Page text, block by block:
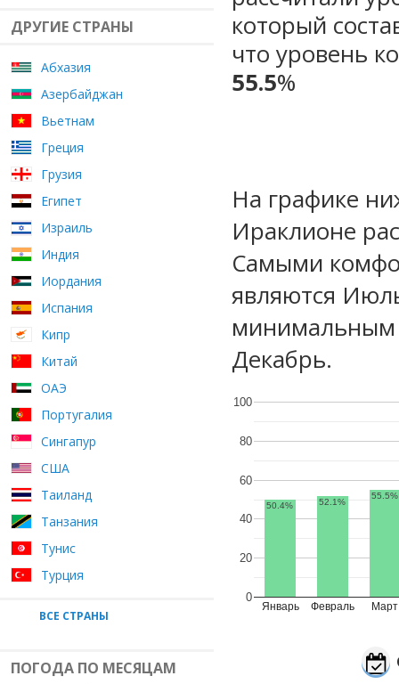
ДРУГИЕ СТРАНЫ
Абхазия
Азербайджан
Вьетнам
Греция
Грузия
Египет
Израиль
Индия
Иордания
Испания
Кипр
Китай
ОАЭ
Португалия
Сингапур
США
Таиланд
Танзания
Тунис
Турция
ВСЕ СТРАНЫ
ПОГОДА ПО МЕСЯЦАМ
который
что уровень
55.5%
На графике
Ираклионе
Самыми
являются
минимальным
Декабрь.
Январь Февраль Март
0
20
40
60
80
100
50.4% 52.1%
55.5%